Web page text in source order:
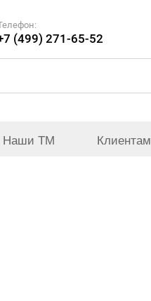
(499) 271-65-52
Наши ТМ Клиентам